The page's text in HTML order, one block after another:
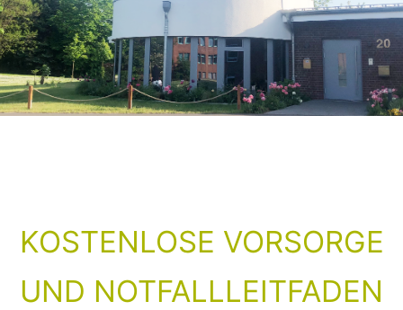
KOSTENLOSE VORSORGE
UND NOTFALLLEITFADEN